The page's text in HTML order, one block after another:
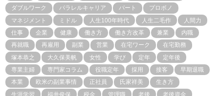
ダブルワーク
パラレルキャリア パート
プロボノ
マネジメント
ミドル 人生100年時代 人生二毛作
人間力
仕事
企業 健康 働き方 働き方改革 兼業
内職
再就職
再雇用 副業 営業 在宅ワーク
在宅勤務
塚本恭之
大久保美帆 女性 学び 定年
定年後
専業主婦
専門家コラム 役職定年 採用 接客
早期退職
本業
欧米の副業事情 正社員 氏家祥美
生き方
生涯学習
福井俊保 税金 管理職 老後
老後資金